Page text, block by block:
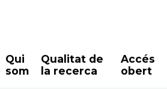
Qui
som
Qualitat de
la recerca
Accés
obert